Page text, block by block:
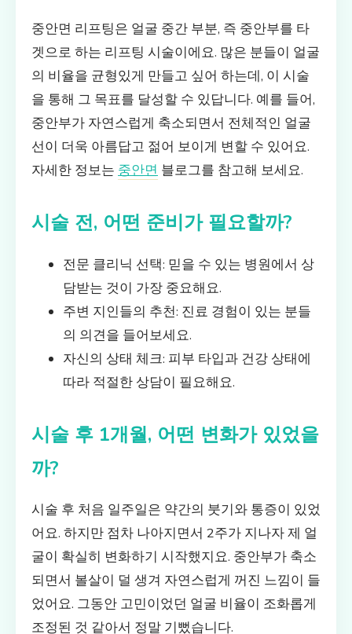
중안면 리프팅은 얼굴 중간 부분, 즉 중안부를 타
겟으로 하는 리프팅 시술이에요. 많은 분들이 얼굴
의 비율을 균형있게 만들고 싶어 하는데, 이 시술
을 통해 그 목표를 달성할 수 있답니다. 예를 들어,
중안부가 자연스럽게 축소되면서 전체적인 얼굴
선이 더욱 아름답고 젊어 보이게 변할 수 있어요.
자세한 정보는 중안면 블로그를 참고해 보세요.
시술 전, 어떤 준비가 필요할까?
전문 클리닉 선택: 믿을 수 있는 병원에서 상
담받는 것이 가장 중요해요.
주변 지인들의 추천: 진료 경험이 있는 분들
의 의견을 들어보세요.
자신의 상태 체크: 피부 타입과 건강 상태에
따라 적절한 상담이 필요해요.
시술 후 1개월, 어떤 변화가 있었을
까?
시술 후 처음 일주일은 약간의 붓기와 통증이 있었
어요. 하지만 점차 나아지면서 2주가 지나자 제 얼
굴이 확실히 변화하기 시작했지요. 중안부가 축소
되면서 볼살이 덜 생겨 자연스럽게 꺼진 느낌이 들
었어요. 그동안 고민이었던 얼굴 비율이 조화롭게
조정된 것 같아서 정말 기뻤습니다.